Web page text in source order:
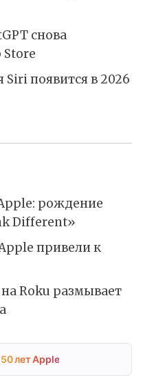
снова
появится в 2026
рождение
Different»
привели к
Roku размывает
лет Apple